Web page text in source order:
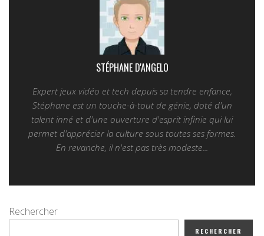
STÉPHANE D'ANGELO
Expert jeux vidéo et tech depuis sa tendre enfance,
Stéphane est un touche-à-tout de génie, doté d'un
talent inné et d'une ouverture d'esprit infinie qui lui
permet d'apprécier la culture sous toutes ses formes.
En revanche, il n'est pas très modeste...
Rechercher
RECHERCHER